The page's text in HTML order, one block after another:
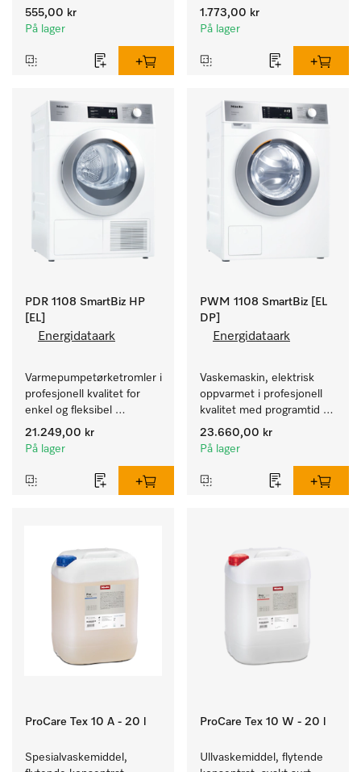
av kulørte og ømfintlige
tekstiler.
555,00 kr
På lager
av kulørte og ømfintlige
tekstiler.
1.773,00 kr
På lager
PDR 1108 SmartBiz HP
[EL]
Energidataark
Varmepumpetørketromler i
profesjonell kvalitet for
enkel og fleksibel
montering uten
utluftningsrør.
21.249,00 kr
På lager
PWM 1108 SmartBiz [EL
DP]
Energidataark
Vaskemaskin, elektrisk
oppvarmet i profesjonell
kvalitet med programtid
på 79 min, for enkel
oppstilling.
23.660,00 kr
På lager
ProCare Tex 10 A - 20 l
Spesialvaskemiddel,
ProCare Tex 10 W - 20 l
Ullvaskemiddel, flytende